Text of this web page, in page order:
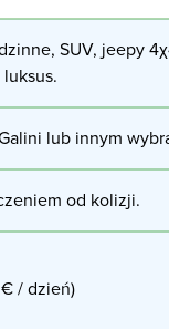
SUV, jeepy
lub innym
od kolizji.
/ dzień)